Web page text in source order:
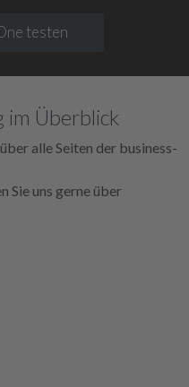
testen
im Überblick
alle Seiten der business-
Sie uns gerne über